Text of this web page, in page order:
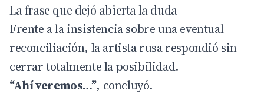
La frase que dejó abierta la duda
Frente a la insistencia sobre una eventual
reconciliación, la artista rusa respondió sin
cerrar totalmente la posibilidad.
“Ahí veremos…”, concluyó.